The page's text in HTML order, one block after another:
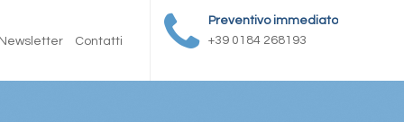
Preventivo immediato
+39 0184 268193
Contatti